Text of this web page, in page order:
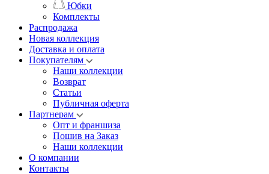
Юбки
Комплекты
Распродажа
Новая коллекция
Доставка и оплата
Покупателям
Наши коллекции
Возврат
Статьи
Публичная оферта
Партнерам
Опт и франшиза
Пошив на Заказ
Наши коллекции
О компании
Контакты